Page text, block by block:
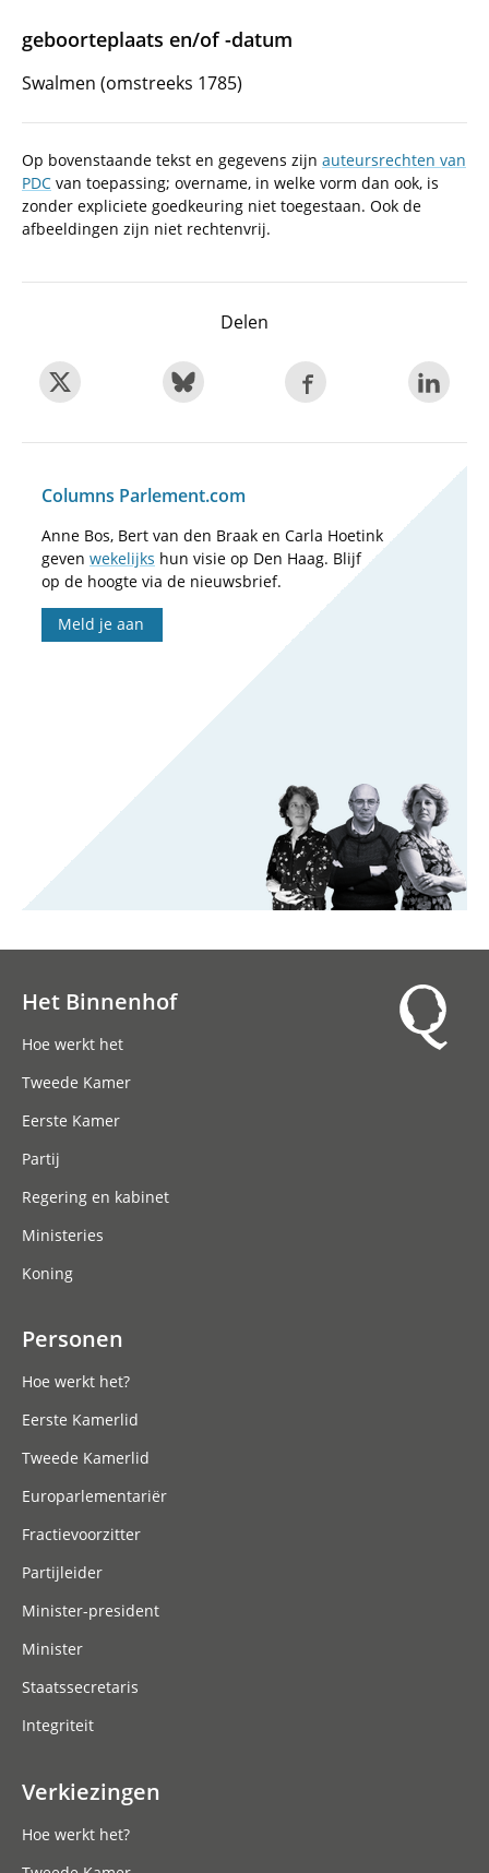
geboorteplaats en/of -datum
Swalmen (omstreeks 1785)
Op bovenstaande tekst en gegevens zijn auteursrechten van
PDC van toepassing; overname, in welke vorm dan ook, is
zonder expliciete goedkeuring niet toegestaan. Ook de
afbeeldingen zijn niet rechtenvrij.
Delen
Columns Parlement.com
Anne Bos, Bert van den Braak en Carla Hoetink
geven wekelijks hun visie op Den Haag. Blijf
op de hoogte via de nieuwsbrief.
Meld je aan
Het Binnenhof
Hoe werkt het
Tweede Kamer
Eerste Kamer
Partij
Regering en kabinet
Ministeries
Koning
Personen
Hoe werkt het?
Eerste Kamerlid
Tweede Kamerlid
Europarlementariër
Fractievoorzitter
Partijleider
Minister-president
Minister
Staatssecretaris
Integriteit
Verkiezingen
Hoe werkt het?